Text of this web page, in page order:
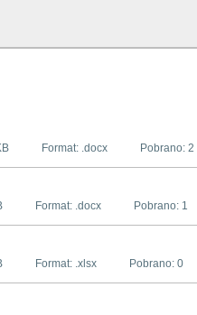
Format: .docx Pobrano: 2
Format: .docx Pobrano: 1
Format: .xlsx Pobrano: 0